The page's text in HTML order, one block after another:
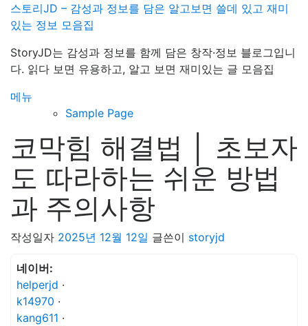
스토리JD – 감성과 정보를 담은 알고보면 쓸데 있고 재미
있는 정보 모음집
StoryJD는 감성과 정보를 함께 담은 창작·정보 블로그입니
다. 읽다 보면 유용하고, 알고 보면 재미있는 글 모음집
메뉴
Sample Page
코막힘 해결법 │ 초보자
도 따라하는 쉬운 방법
과 주의사항
작성일자 2025년 12월 12일 글쓴이 storyjd
네이버:
helperjd ·
k14970 ·
kang611 ·